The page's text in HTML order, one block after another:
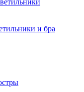
и бра